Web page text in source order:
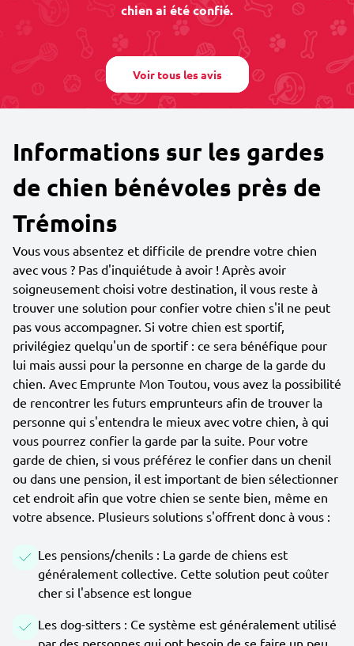
chien ai été confié.
Voir tous les avis
Informations sur les gardes
de chien bénévoles près de
Trémoins
Vous vous absentez et difficile de prendre votre chien
avec vous ? Pas d'inquiétude à avoir ! Après avoir
soigneusement choisi votre destination, il vous reste à
trouver une solution pour confier votre chien s'il ne peut
pas vous accompagner. Si votre chien est sportif,
privilégiez quelqu'un de sportif : ce sera bénéfique pour
lui mais aussi pour la personne en charge de la garde du
chien. Avec Emprunte Mon Toutou, vous avez la possibilité
de rencontrer les futurs emprunteurs afin de trouver la
personne qui s'entendra le mieux avec votre chien, à qui
vous pourrez confier la garde par la suite. Pour votre
garde de chien, si vous préférez le confier dans un chenil
ou dans une pension, il est important de bien sélectionner
cet endroit afin que votre chien se sente bien, même en
votre absence. Plusieurs solutions s'offrent donc à vous :
Les pensions/chenils : La garde de chiens est
généralement collective. Cette solution peut coûter
cher si l'absence est longue
Les dog-sitters : Ce système est généralement utilisé
par des personnes qui ont besoin de se faire un peu